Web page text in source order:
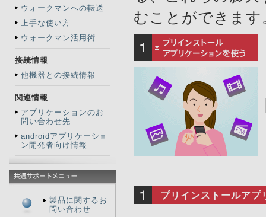
ウォークマンへの転送
上手な使い方
ウォークマン活用術
接続情報
他機器との接続情報
関連情報
アプリケーションのお
問い合わせ先
androidアプリケーショ
ン開発者向け情報
製品に関するお
問い合わせ
むことができます
プリインストールアプ